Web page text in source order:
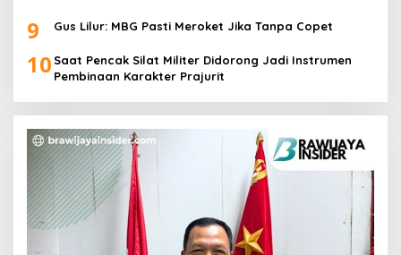
9 Gus Lilur: MBG Pasti Meroket Jika Tanpa Copet
10 Saat Pencak Silat Militer Didorong Jadi Instrumen
Pembinaan Karakter Prajurit